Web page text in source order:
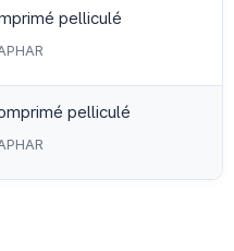
pelliculé
pelliculé